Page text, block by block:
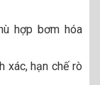
hợp bơm hóa
xác, hạn chế rò